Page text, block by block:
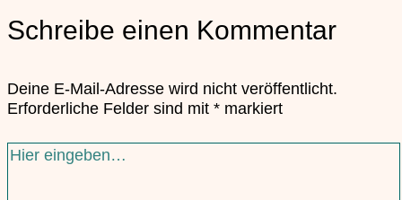
Schreibe einen Kommentar
Deine E-Mail-Adresse wird nicht veröffentlicht.
Erforderliche Felder sind mit * markiert
Hier